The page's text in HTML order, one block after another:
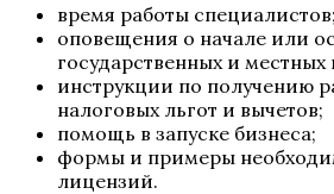
время работы специалистов;
оповещения о начале или
государственных и
инструкции по получению
налоговых льгот и вычетов;
помощь в запуске бизнеса;
формы и примеры
лицензий.